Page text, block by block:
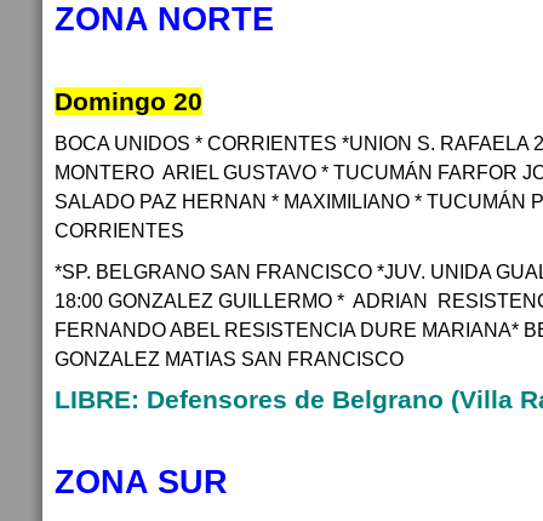
ZONA NORTE
Domingo 20
BOCA UNIDOS * CORRIENTES *UNION S. RAFAELA
MONTERO ARIEL GUSTAVO * TUCUMÁN FARFOR
SALADO PAZ HERNAN * MAXIMILIANO * TUCUMÁN
CORRIENTES
*SP. BELGRANO SAN FRANCISCO *JUV. UNIDA
18:00 GONZALEZ GUILLERMO * ADRIAN
FERNANDO ABEL RESISTENCIA DURE MARIANA*
GONZALEZ MATIAS SAN FRANCISCO
LIBRE: Defensores de Belgrano (Villa
ZONA SUR